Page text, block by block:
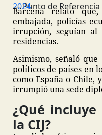
— Punto de Referencia
April 12, 2024
Bárcena relató
embajada, policías
irrupción, seguían al
residencias.
Asimismo, señaló
políticos de países en
como España o Chile,
irrumpió una sede
¿Qué
la CIJ?